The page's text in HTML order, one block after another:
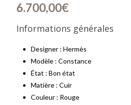
6.700,00€
Informations générales
Designer : Hermès
Modèle : Constance
État : Bon état
Matière : Cuir
Couleur : Rouge